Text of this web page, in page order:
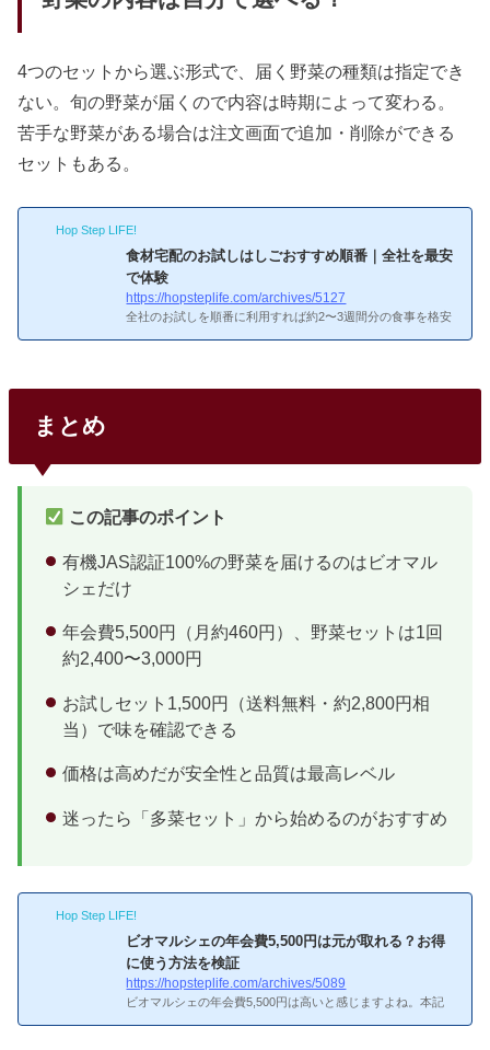
4つのセットから選ぶ形式で、届く野菜の種類は指定でき
ない。旬の野菜が届くので内容は時期によって変わる。
苦手な野菜がある場合は注文画面で追加・削除ができる
セットもある。
Hop Step LIFE!
食材宅配のお試しはしごおすすめ順番｜全社を最安
で体験
https://hopsteplife.com/archives/5127
全社のお試しを順番に利用すれば約2〜3週間分の食事を格安
人1回限定。全社試せば最小コストで全サービスを比較体
約10品。ミールキットの味と使い勝手を体験。3番目：らで
まとめ
この記事のポイント
有機JAS認証100%の野菜を届けるのはビオマル
シェだけ
年会費5,500円（月約460円）、野菜セットは1回
約2,400〜3,000円
お試しセット1,500円（送料無料・約2,800円相
当）で味を確認できる
価格は高めだが安全性と品質は最高レベル
迷ったら「多菜セット」から始めるのがおすすめ
Hop Step LIFE!
ビオマルシェの年会費5,500円は元が取れる？お得
に使う方法を検証
https://hopsteplife.com/archives/5089
ビオマルシェの年会費5,500円は高いと感じますよね。本記